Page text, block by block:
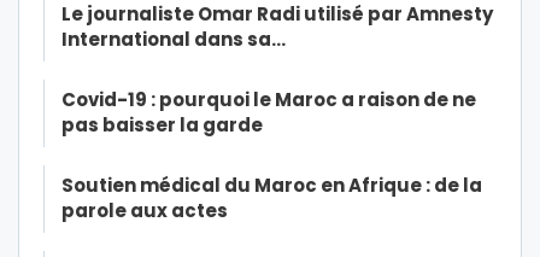
Le journaliste Omar Radi utilisé par Amnesty
International dans sa…
Covid-19 : pourquoi le Maroc a raison de ne
pas baisser la garde
Soutien médical du Maroc en Afrique : de la
parole aux actes